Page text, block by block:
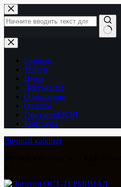
Перейти
к
сути
Ничего
не
найденоГлавная
Услуги
Цены
Документы
О компании
Отзывы
Глоссарий ВЭД
Контакты
Личный кабинет